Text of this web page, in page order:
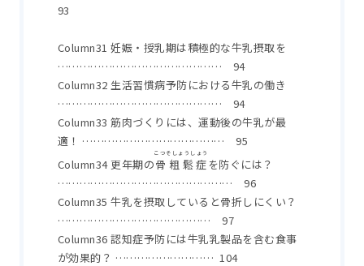
93
Column31 妊娠・授乳期は積極的な牛乳摂取を
……………………………………… 94
Column32 生活習慣病予防における牛乳の働き
……………………………………… 94
Column33 筋肉づくりには、運動後の牛乳が最
適！ ………………………………… 95
Column34 更年期の骨粗鬆症
こつそしょうしょう
を防ぐには？
………………………………………… 96
Column35 牛乳を摂取していると骨折しにくい？
…………………………………… 97
Column36 認知症予防には牛乳乳製品を含む食事
が効果的？ ……………………… 104